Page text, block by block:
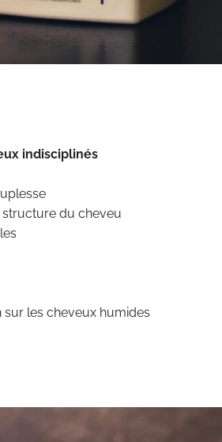
indisciplinés
du cheveu
les cheveux humides